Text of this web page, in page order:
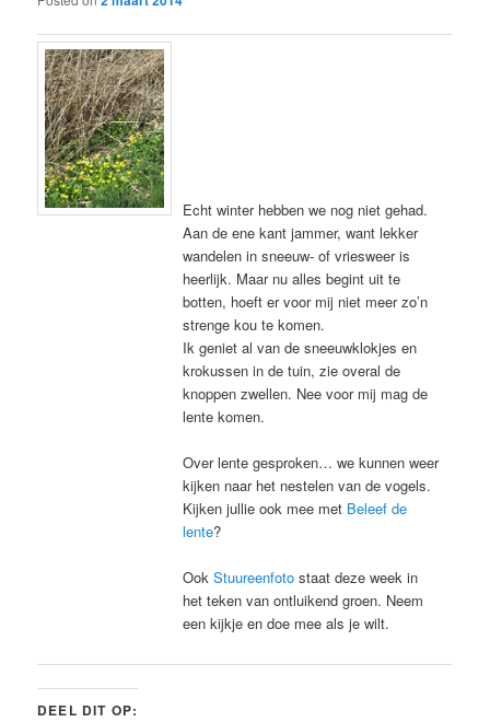
Echt winter hebben we nog niet gehad.
Aan de ene kant jammer, want lekker
wandelen in sneeuw- of vriesweer is
heerlijk. Maar nu alles begint uit te
botten, hoeft er voor mij niet meer zo’n
strenge kou te komen.
Ik geniet al van de sneeuwklokjes en
krokussen in de tuin, zie overal de
knoppen zwellen. Nee voor mij mag de
lente komen.
Over lente gesproken… we kunnen weer
kijken naar het nestelen van de vogels.
Kijken jullie ook mee met Beleef de
lente?
OokStuureenfoto staat deze week in
het teken van ontluikend groen. Neem
een kijkje en doe mee als je wilt.
DEEL DIT OP: